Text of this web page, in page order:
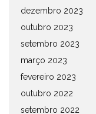
dezembro 2023
outubro 2023
setembro 2023
março 2023
fevereiro 2023
outubro 2022
setembro 2022